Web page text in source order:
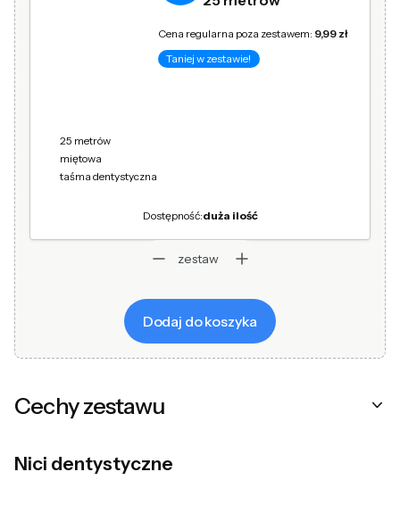
Cena regularna poza zestawem: 9,99 zł
Taniej w zestawie!
25 metrów
miętowa
taśma dentystyczna
Dostępność:duża ilość
zestaw
Dodaj do koszyka
Cechy zestawu
Nici dentystyczne